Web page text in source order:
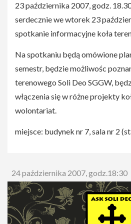
23 października 2007, godz.
serdecznie we wtorek 23
spotkanie informacyjne koła
Na spotkaniu będą omówione
semestr, będzie możliwośc
terenowego Soli Deo SGGW,
włączenia się w różne projekty
wolontariat.
miejsce: budynek nr 7, sala nr 2
24 października 2007, godz.18:30